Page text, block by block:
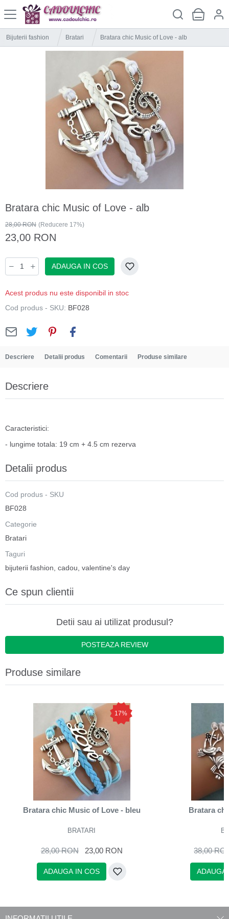
Bijuterii fashion Bratari Bratara chic Music of Love - alb
Bratara chic Music of Love - alb
28,00 RON (Reducere 17%)
23,00 RON
ADAUGA IN COS
Acest produs nu este disponibil in stoc
Cod produs - SKU: BF028
Descriere Detalii produs Comentarii Produse similare
Descriere
Caracteristici:
- lungime totala: 19 cm + 4.5 cm rezerva
Detalii produs
Cod produs - SKU
BF028
Categorie
Bratari
Taguri
bijuterii fashion cadou valentine's day
Ce spun clientii
Detii sau ai utilizat produsul?
POSTEAZA REVIEW
Produse similare
17%
Bratara chic Music of Love - bleu
BRATARI
28,00 RON 23,00 RON
ADAUGA IN COS
Bratara
38,00
ADAUGA